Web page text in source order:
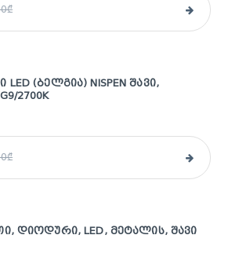
(ᲑᲔᲚᲒᲘᲐ) NISPEN ᲨᲐᲕᲘ,
2700K
ᲓᲘᲝᲓᲣᲠᲘ, LED, ᲛᲔᲢᲐᲚᲘᲡ, ᲨᲐᲕᲘ